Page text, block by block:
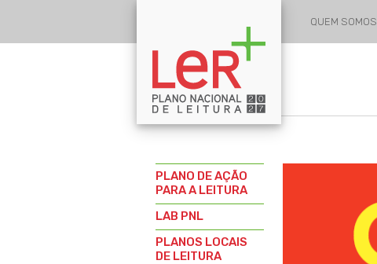
QUEM SOMOS
PLANO DE AÇÃO
PARA A LEITURA
LAB PNL
PLANOS LOCAIS
DE LEITURA